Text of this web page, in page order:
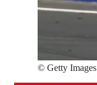
© Getty Images